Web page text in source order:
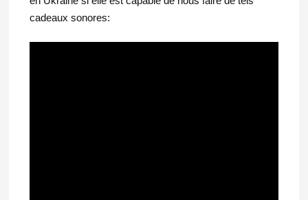
cadeaux sonores: